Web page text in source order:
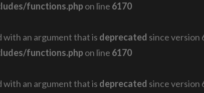
functions.phpon line 6170
with an argument that is deprecated since version
functions.phpon line 6170
with an argument that is deprecated since version